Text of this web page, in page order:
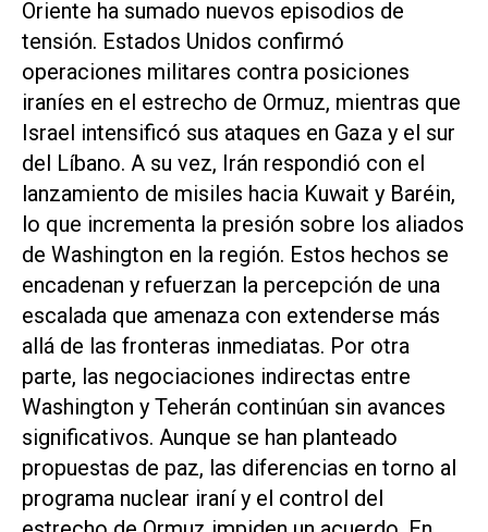
Oriente ha sumado nuevos episodios de
tensión. Estados Unidos confirmó
operaciones militares contra posiciones
iraníes en el estrecho de Ormuz, mientras que
Israel intensificó sus ataques en Gaza y el sur
del Líbano. A su vez, Irán respondió con el
lanzamiento de misiles hacia Kuwait y Baréin,
lo que incrementa la presión sobre los aliados
de Washington en la región. Estos hechos se
encadenan y refuerzan la percepción de una
escalada que amenaza con extenderse más
allá de las fronteras inmediatas. Por otra
parte, las negociaciones indirectas entre
Washington y Teherán continúan sin avances
significativos. Aunque se han planteado
propuestas de paz, las diferencias en torno al
programa nuclear iraní y el control del